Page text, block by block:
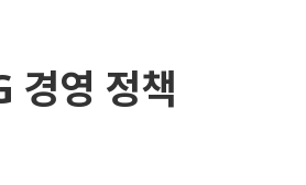
경영 정책